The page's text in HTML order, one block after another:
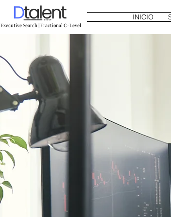
Executive Search | Fractional C-Level
INICIO